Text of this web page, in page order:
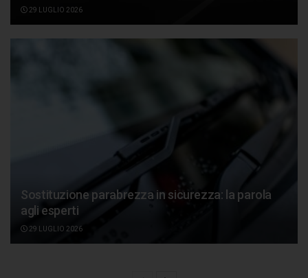
29 LUGLIO 2026
Sostituzione parabrezza in sicurezza: la parola
agli esperti
29 LUGLIO 2026